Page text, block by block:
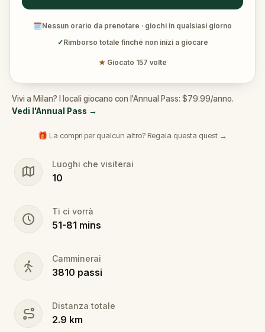
🗓Nessun orario da prenotare · giochi in qualsiasi giorno
✓Rimborso totale finché non inizi a giocare
★ Giocato 157 volte
Vivi a Milan? I locali giocano con l'Annual Pass: $79.99/anno.
Vedi l'Annual Pass →
🎁 La compri per qualcun altro? Regala questa quest →
Luoghi che visiterai
10
Ti ci vorrà
51-81 mins
Camminerai
3810 passi
Distanza totale
2.9 km